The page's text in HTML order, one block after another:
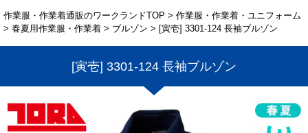
作業服・作業着通販のワークランドTOP > 作業服・作業着・ユニフォーム
> 春夏用作業服・作業着 > ブルゾン > [寅壱] 3301-124 長袖ブルゾン
[寅壱] 3301-124 長袖ブルゾン